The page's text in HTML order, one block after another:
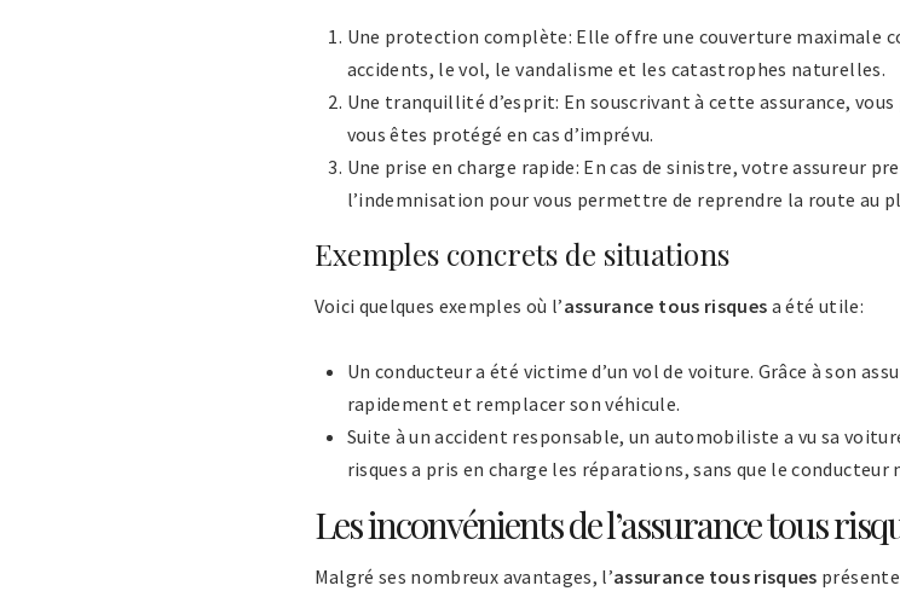
Une protection complète: Elle offre une couverture maximale
accidents, le vol, le vandalisme et les catastrophes naturelles.
Une tranquillité d’esprit: En souscrivant à cette assurance,
vous êtes protégé en cas d’imprévu.
Une prise en charge rapide: En cas de sinistre, votre assureur
l’indemnisation pour vous permettre de reprendre la route au
Exemples concrets de situations
Voici quelques exemples où l’assurance tous risques a été utile:
Un conducteur a été victime d’un vol de voiture. Grâce à son
rapidement et remplacer son véhicule.
Suite à un accident responsable, un automobiliste a vu sa
risques a pris en charge les réparations, sans que le
Les inconvénients de l’assurance tous
Malgré ses nombreux avantages, l’assurance tous risques